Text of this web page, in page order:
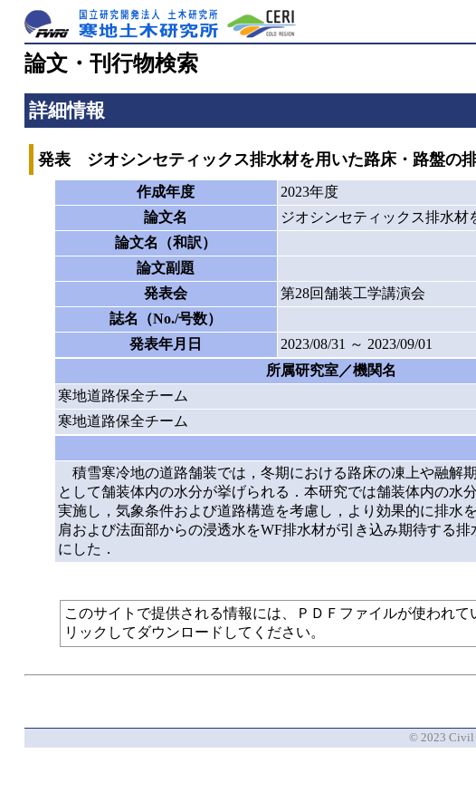
論文・刊行物検索
詳細情報
発表 ジオシンセティックス排水材を用いた路床・路盤の
作成年度
2023年度
論文名
ジオシンセティックス排水
論文名（和訳）
論文副題
発表会
第28回舗装工学講演会
誌名（No./号数）
発表年月日
2023/08/31 ～ 2023/09/01
所属研究室／機関名
寒地道路保全チーム
寒地道路保全チーム
積雪寒冷地の道路舗装では，冬期における路床の凍上や融解
として舗装体内の水分が挙げられる．本研究では舗装体内の
実施し，気象条件および道路構造を考慮し，より効果的に排水
肩および法面部からの浸透水をWF排水材が引き込み期待する
にした．
このサイトで提供される情報には、ＰＤＦファイルが使われて
リックしてダウンロードしてください。
© 2023 Civil